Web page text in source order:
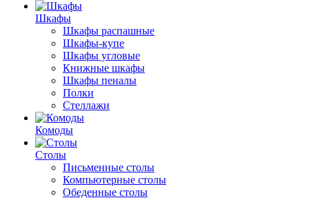
Шкафы
Шкафы распашные
Шкафы-купе
Шкафы угловые
Книжные шкафы
Шкафы пеналы
Полки
Стеллажи
Комоды
Столы
Письменные столы
Компьютерные столы
Обеденные столы